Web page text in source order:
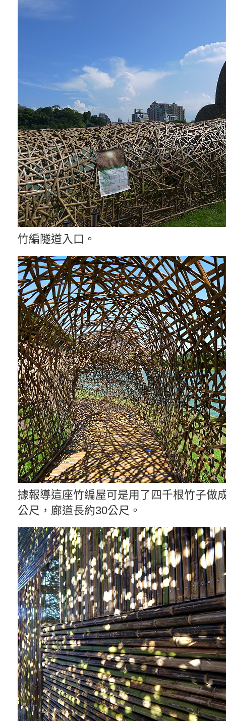
竹編隧道入口。
據報導這座竹編屋可是用了四千根竹子做
公尺，廊道長約30公尺。